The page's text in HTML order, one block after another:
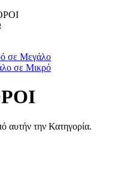
σε Μεγάλο
σε Μικρό
αυτήν την Κατηγορία.